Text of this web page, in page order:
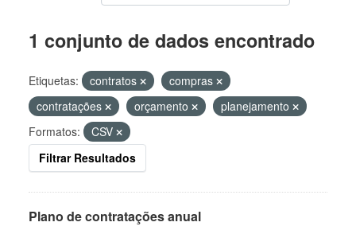
1 conjunto de dados encontrado
Etiquetas: contratos
compras
contratações
orçamento
planejamento
Formatos:
CSV
Filtrar Resultados
Plano de contratações anual